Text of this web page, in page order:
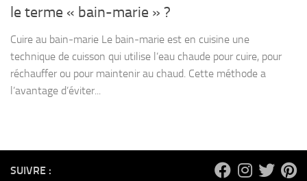
le terme « bain-marie » ?
Cuire au bain-marie Le bain-marie est en cuisine une
technique de cuisson qui utilise l’eau chaude pour cuire, pour
réchauffer ou pour maintenir au chaud. Cette méthode a
l’avantage d’éviter...
SUIVRE :